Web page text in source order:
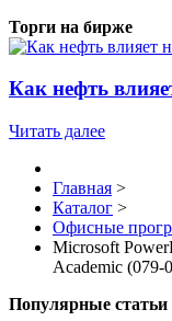
Торги на бирже
Как нефть
Читать далее
Главная >
Каталог >
Офисные
Microsoft
Academic (079-
Популярные статьи